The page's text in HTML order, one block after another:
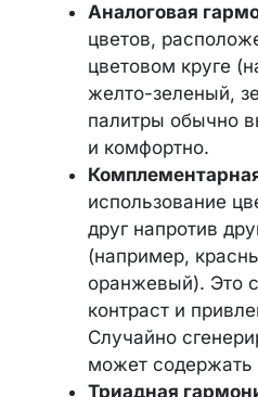
Аналоговая
цветов,
цветовом круге
желто-зеленый,
палитры обычно
и комфортно.
использование
друг напротив
(например,
оранжевый). Это
контраст и
Случайно
может содержать
Триадная